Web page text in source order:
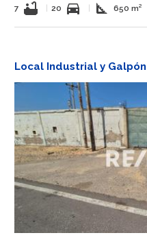
7 bathtub 20 directions_car square_foot 650 m²
Local Industrial y Galpón